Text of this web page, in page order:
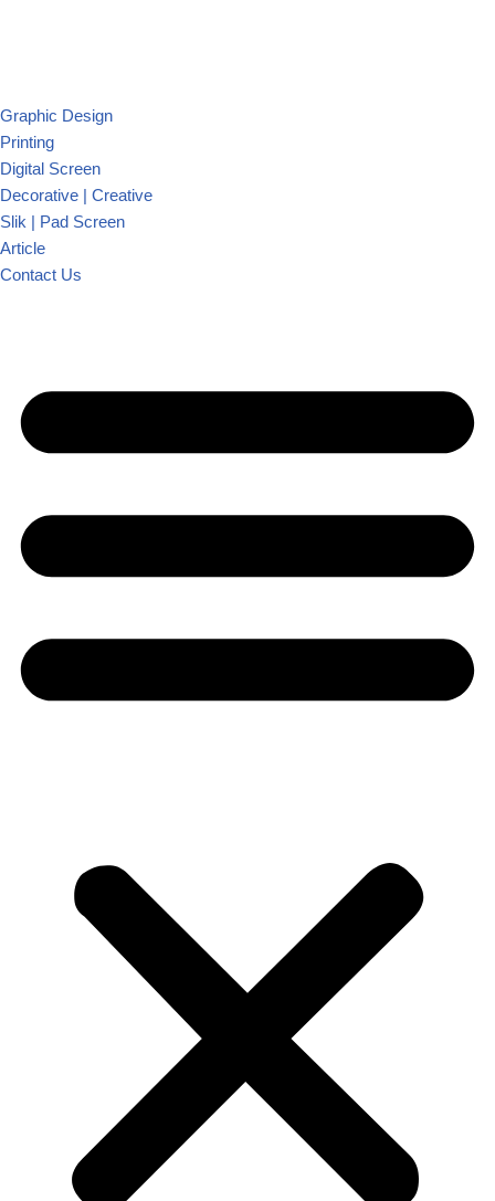
Graphic Design
Printing
Digital Screen
Decorative | Creative
Slik | Pad Screen
Article
Contact Us